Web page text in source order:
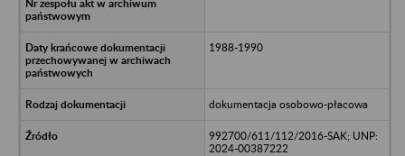
1988-1990
dokumentacja osobowo-płacowa
992700/611/112/2016-SAK; UNP:
2024-00387222